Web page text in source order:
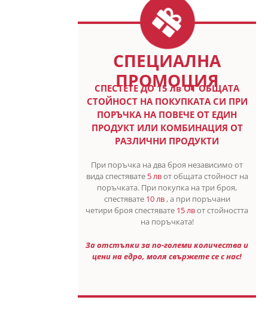
СПЕЦИАЛНА
ПРОМОЦИЯ
СПЕСТETE ДО 15 лв ОТ ОБЩАТА
СТОЙНОСТ НА ПОКУПКАТА СИ ПРИ
ПОРЪЧКА НА ПОВЕЧЕ ОТ ЕДИН
ПРОДУКТ ИЛИ КОМБИНАЦИЯ ОТ
РАЗЛИЧНИ ПРОДУКТИ
При поръчка на два броя независимо от
вида спестявате 5 лвот общата стойност на
поръчката. При покупка на три броя,
спестявате 10 лв , а при поръчани
четири броя спестявате 15 лвот стойността
на поръчката!
За отстъпки за по-големи количества и
цени на едро, моля свържете се с нас!